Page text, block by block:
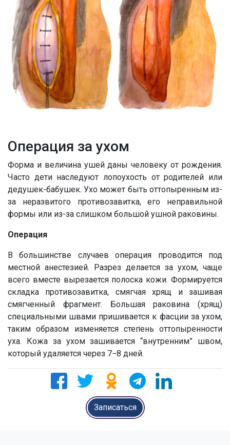
Операция за ухом
Форма и величина ушей даны человеку от рождения.
Часто дети наследуют лопоухость от родителей или
дедушек-бабушек. Ухо может быть оттопыренным из-
за неразвитого противозавитка, его неправильной
формы или из-за слишком большой ушной раковины.
Операция
В большинстве случаев операция проводится под
местной анестезией. Разрез делается за ухом, чаще
всего вместе вырезается полоска кожи. Формируется
складка противозавитка, смягчая хрящ и зашивая
смягченный фрагмент. Большая раковина (хрящ)
специальными швами пришивается к фасции за ухом,
таким образом изменяется степень оттопыренности
уха. Кожа за ухом зашивается “внутренним” швом,
который удаляется через 7−8 дней.
Записаться